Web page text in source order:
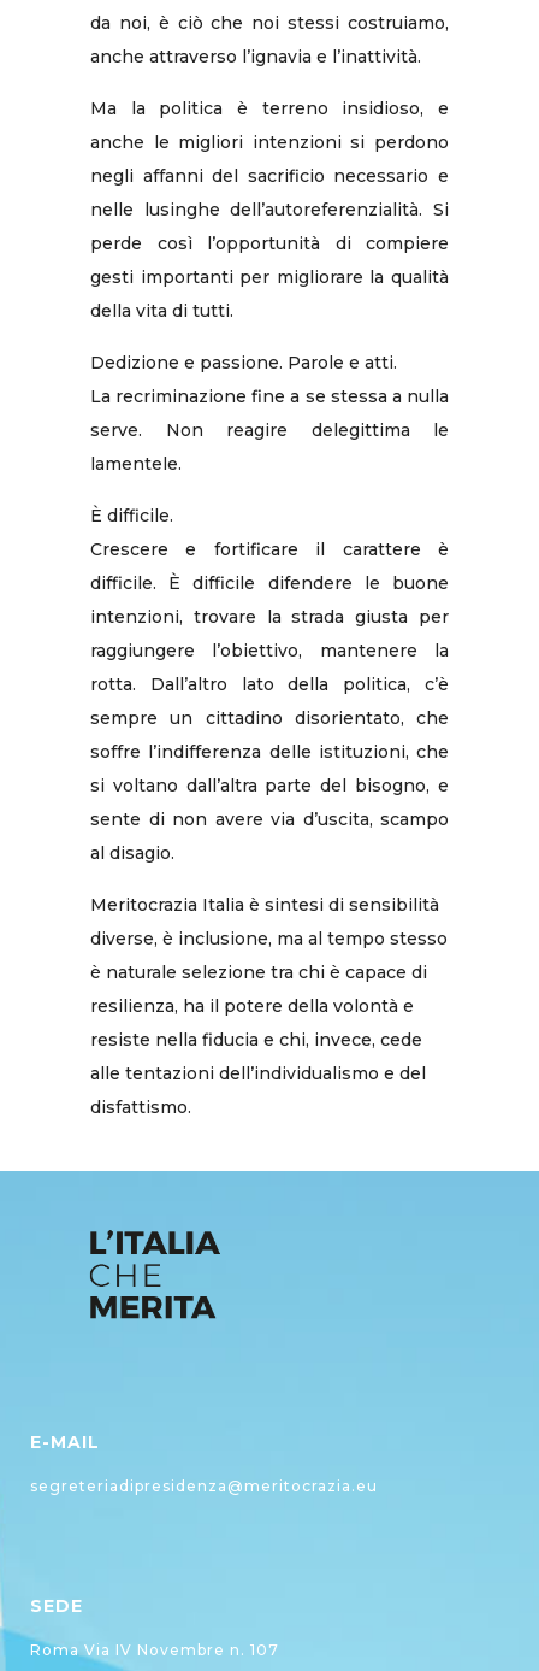
da noi, è ciò che noi stessi costruiamo,
anche attraverso l’ignavia e l’inattività.
Ma la politica è terreno insidioso, e
anche le migliori intenzioni si perdono
negli affanni del sacrificio necessario e
nelle lusinghe dell’autoreferenzialità. Si
perde così l’opportunità di compiere
gesti importanti per migliorare la qualità
della vita di tutti.
Dedizione e passione. Parole e atti.
La recriminazione fine a se stessa a nulla
serve. Non reagire delegittima le
lamentele.
È difficile.
Crescere e fortificare il carattere è
difficile. È difficile difendere le buone
intenzioni, trovare la strada giusta per
raggiungere l’obiettivo, mantenere la
rotta. Dall’altro lato della politica, c’è
sempre un cittadino disorientato, che
soffre l’indifferenza delle istituzioni, che
si voltano dall’altra parte del bisogno, e
sente di non avere via d’uscita, scampo
al disagio.
Meritocrazia Italia è sintesi di sensibilità
diverse, è inclusione, ma al tempo stesso
è naturale selezione tra chi è capace di
resilienza, ha il potere della volontà e
resiste nella fiducia e chi, invece, cede
alle tentazioni dell’individualismo e del
disfattismo.
E-MAIL
segreteriadipresidenza@meritocrazia.eu
SEDE
Roma Via IV Novembre n. 107